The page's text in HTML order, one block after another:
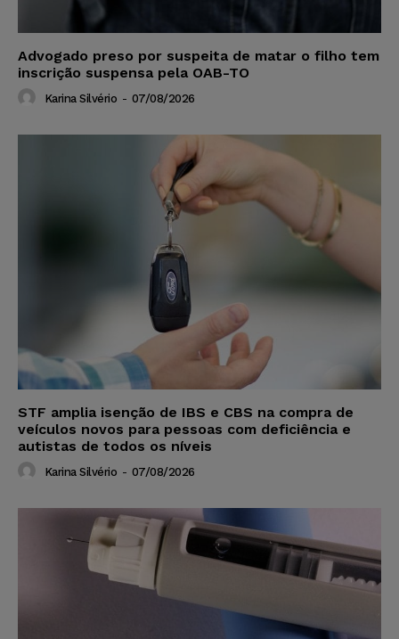
Advogado preso por suspeita de matar o filho tem
inscrição suspensa pela OAB-TO
Karina Silvério - 07/08/2026
STF amplia isenção de IBS e CBS na compra de
veículos novos para pessoas com deficiência e
autistas de todos os níveis
Karina Silvério - 07/08/2026